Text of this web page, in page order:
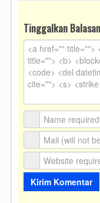
Tinggalkan Balasan